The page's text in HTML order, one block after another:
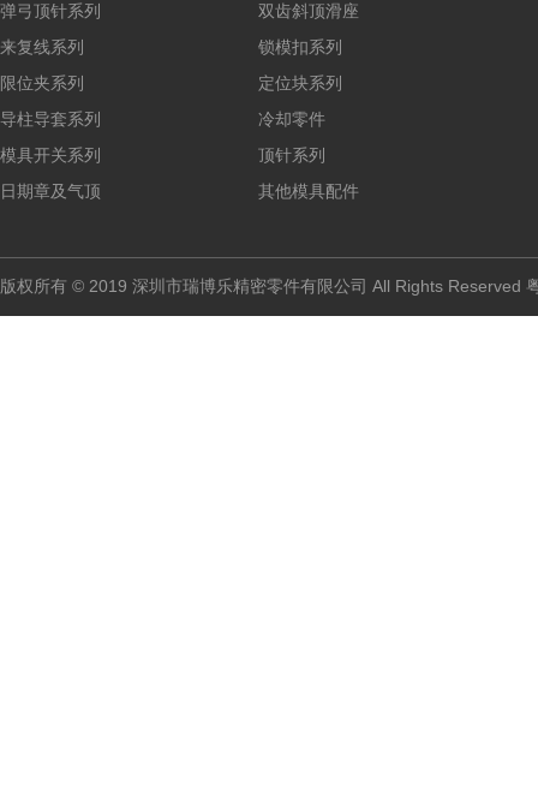
弹弓顶针系列
双齿斜顶滑座
来复线系列
锁模扣系列
限位夹系列
定位块系列
导柱导套系列
冷却零件
模具开关系列
顶针系列
日期章及气顶
其他模具配件
版权所有 © 2019 深圳市瑞博乐精密零件有限公司 All Rights Reserved